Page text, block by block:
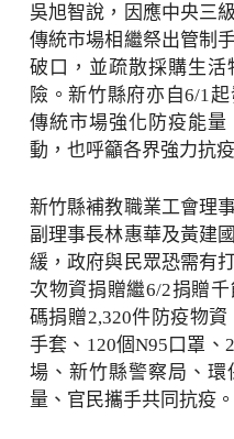
吳旭智說，因應中央三
傳統市場相繼祭出管制
破口，並疏散採購生
險。新竹縣府亦自6/1
傳統市場強化防疫能
動，也呼籲各界強力抗
新竹縣補教職業工會理
副理事長林惠華及黃建
緩，政府與民眾恐需有
次物資捐贈繼6/2捐贈
碼捐贈2,320件防疫物
手套、120個N95口罩、
場、新竹縣警察局、環
量、官民攜手共同抗疫。